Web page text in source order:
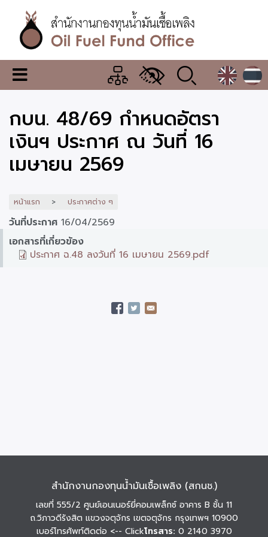
เนื้อหา
หลักสำนักงาน
กองทุน
น้ำมัน
เชื้อ
เพลิง
เมนู
เปลี่ยน
แสดง
ผล
กบน. 48/69 กำหนดอัตรา
เงินฯ ประกาศ ณ วันที่ 16
เมษายน 2569
หน้าแรก ประกาศต่าง ๆ
วันที่ประกาศ 16/04/2569
เอกสารที่เกี่ยวข้อง
ประกาศ ฉ.48 ลงวันที่ 16 เมษายน 2569.pdf
สำนักงานกองทุนน้ำมันเชื้อเพลิง (สกนช.)
เลขที่ 555/2 ศูนย์เอนเนอร์ยี่คอมเพล็กซ์ อาคาร B ชั้น 11
ถ.วิภาวดีรังสิต แขวงจตุจักร เขตจตุจักร กรุงเทพฯ 10900
เบอร์โทรศัพท์ติดต่อ <-- Clickโทรสาร: 0 2140 3970